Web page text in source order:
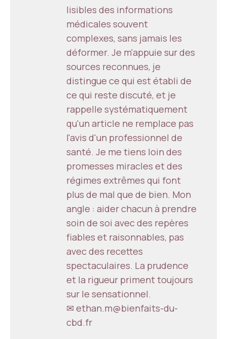
lisibles des informations
médicales souvent
complexes, sans jamais les
déformer. Je m'appuie sur des
sources reconnues, je
distingue ce qui est établi de
ce qui reste discuté, et je
rappelle systématiquement
qu'un article ne remplace pas
l'avis d'un professionnel de
santé. Je me tiens loin des
promesses miracles et des
régimes extrêmes qui font
plus de mal que de bien. Mon
angle : aider chacun à prendre
soin de soi avec des repères
fiables et raisonnables, pas
avec des recettes
spectaculaires. La prudence
et la rigueur priment toujours
sur le sensationnel.
✉ ethan.m@bienfaits-du-
cbd.fr